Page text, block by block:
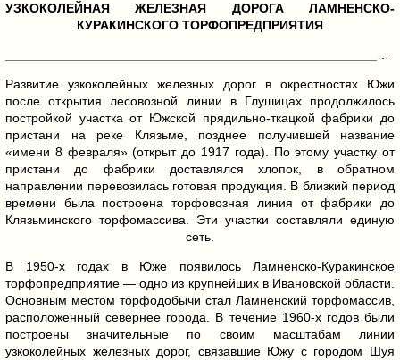
УЗКОКОЛЕЙНАЯ ЖЕЛЕЗНАЯ ДОРОГА ЛАМНЕНСКО-
КУРАКИНСКОГО ТОРФОПРЕДПРИЯТИЯ
Развитие узкоколейных железных дорог в окрестностях Южи
после открытия лесовозной линии в Глушицах продолжилось
постройкой участка от Южской прядильно-ткацкой фабрики до
пристани на реке Клязьме, позднее получившей название
«имени 8 февраля» (открыт до 1917 года). По этому участку от
пристани до фабрики доставлялся хлопок, в обратном
направлении перевозилась готовая продукция. В близкий период
времени была построена торфовозная линия от фабрики до
Клязьминского торфомассива. Эти участки составляли единую
сеть.
В 1950-х годах в Юже появилось Ламненско-Куракинское
торфопредприятие — одно из крупнейших в Ивановской области.
Основным местом торфодобычи стал Ламненский торфомассив,
расположенный севернее города. В течение 1960-х годов были
построены значительные по своим масштабам линии
узкоколейных железных дорог, связавшие Южу с городом Шуя